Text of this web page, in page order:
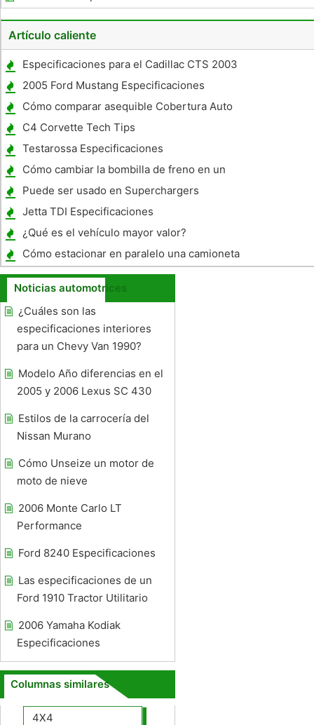
Artículo caliente
Especificaciones para el Cadillac CTS 2003
2005 Ford Mustang Especificaciones
Cómo comparar asequible Cobertura Auto
C4 Corvette Tech Tips
Testarossa Especificaciones
Cómo cambiar la bombilla de freno en un
TrailBlazer 2007
Puede ser usado en Superchargers
Tracción delantera
Jetta TDI Especificaciones
¿Qué es el vehículo mayor valor?
Cómo estacionar en paralelo una camioneta
Noticias automotrices
¿Cuáles son las
especificaciones interiores
para un Chevy Van 1990?
Modelo Año diferencias en el
2005 y 2006 Lexus SC 430
Estilos de la carrocería del
Nissan Murano
Cómo Unseize un motor de
moto de nieve
2006 Monte Carlo LT
Performance
Ford 8240 Especificaciones
Las especificaciones de un
Ford 1910 Tractor Utilitario
2006 Yamaha Kodiak
Especificaciones
Columnas similares
4X4